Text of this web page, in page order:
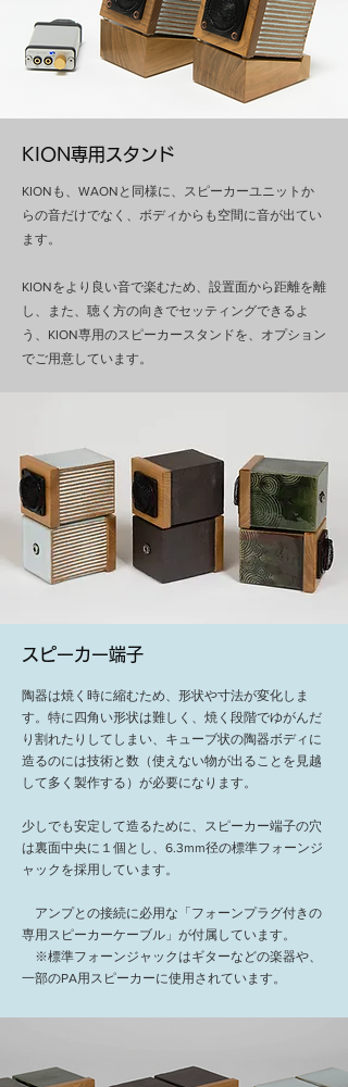
KION専用スタンド
KIONも、WAONと同様に、スピーカーユニットか
らの音だけでなく、ボディからも空間に音が出てい
ます。
KIONをより良い音で楽むため、設置面から距離を離
し、また、聴く方の向きでセッティングできるよ
う、KION専用のスピーカースタンドを、オプション
でご用意しています。
スピーカー端子
陶器は焼く時に縮むため、形状や寸法が変化しま
す。特に四角い形状は難しく、焼く段階でゆがんだ
り割れたりしてしまい、キューブ状の陶器ボディに
造るのには技術と数（使えない物が出ることを見越
して多く製作する）が必要になります。
少しでも安定して造るために、スピーカー端子の穴
は裏面中央に１個とし、6.3mm径の標準フォーンジ
ャックを採用しています。
アンプとの接続に必用な「フォーンプラグ付きの
専用スピーカーケーブル」が付属しています。
※標準フォーンジャックはギターなどの楽器や、
一部のPA用スピーカーに使用されています。